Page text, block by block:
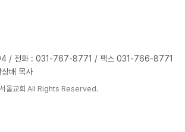
/ 전화 : 031-767-8771 / 팩스 031-766-8771
배 목사
울교회 All Rights Reserved.